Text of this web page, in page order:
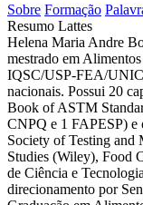
Sobre Formação
Resumo Lattes
Helena Maria Andre
mestrado em
IQSC/USP-FEA/
nacionais. Possui 20
Book of ASTM
CNPQ e 1 FAPESP) e
Society of Testing and
Studies (Wiley), Food
de Ciência e
direcionamento por